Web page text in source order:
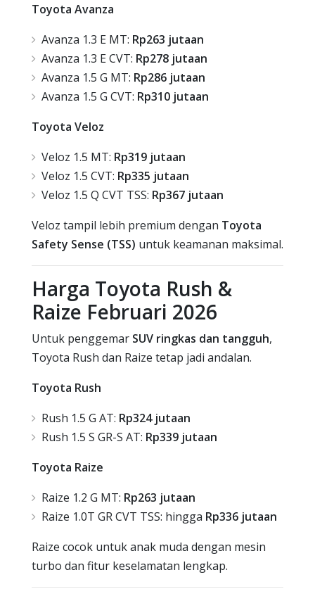
Toyota Avanza
Avanza 1.3 E MT: Rp263 jutaan
Avanza 1.3 E CVT: Rp278 jutaan
Avanza 1.5 G MT: Rp286 jutaan
Avanza 1.5 G CVT: Rp310 jutaan
Toyota Veloz
Veloz 1.5 MT: Rp319 jutaan
Veloz 1.5 CVT: Rp335 jutaan
Veloz 1.5 Q CVT TSS: Rp367 jutaan
Veloz tampil lebih premium dengan Toyota
Safety Sense (TSS) untuk keamanan maksimal.
Harga Toyota Rush &
Raize Februari 2026
Untuk penggemar SUV ringkas dan tangguh,
Toyota Rush dan Raize tetap jadi andalan.
Toyota Rush
Rush 1.5 G AT: Rp324 jutaan
Rush 1.5 S GR-S AT: Rp339 jutaan
Toyota Raize
Raize 1.2 G MT: Rp263 jutaan
Raize 1.0T GR CVT TSS: hingga Rp336 jutaan
Raize cocok untuk anak muda dengan mesin
turbo dan fitur keselamatan lengkap.